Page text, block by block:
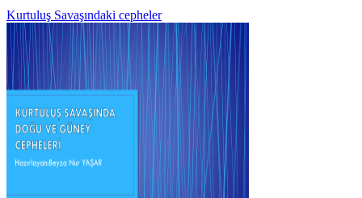
Kurtuluş Savaşındaki cepheler